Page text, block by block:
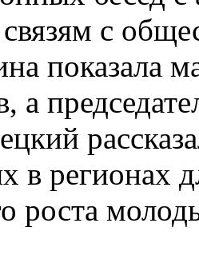
с
показала
а
в регионах
роста